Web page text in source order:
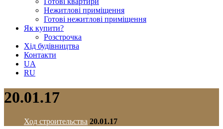
Нежитлові приміщення
Готові нежитлові приміщення
Як купити?
Розстрочка
Хід будівництва
Контакти
UA
RU
20.01.17
Ход строительства 20.01.17